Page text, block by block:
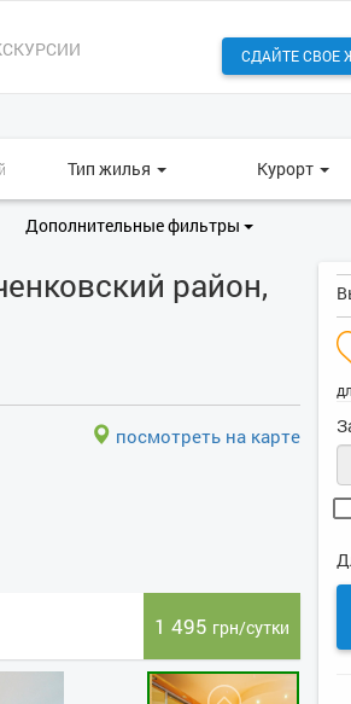
СДАЙТЕ СВОЕ
Тип жилья Курорт
Дополнительные фильтры
район,
посмотреть на карте
1 495 грн/сутки